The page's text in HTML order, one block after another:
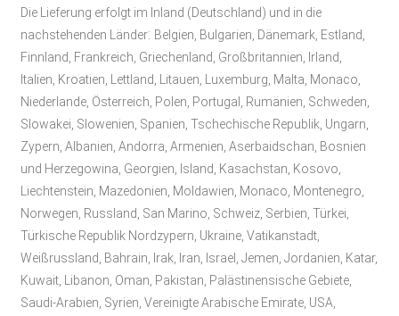
Mein Konto
Die Lieferung erfolgt im Inland (Deutschland) und in die
nachstehenden Länder: Belgien, Bulgarien, Dänemark, Estland,
Finnland, Frankreich, Griechenland, Großbritannien, Irland,
Italien, Kroatien, Lettland, Litauen, Luxemburg, Malta, Monaco,
Niederlande, Österreich, Polen, Portugal, Rumänien, Schweden,
Slowakei, Slowenien, Spanien, Tschechische Republik, Ungarn,
Zypern, Albanien, Andorra, Armenien, Aserbaidschan, Bosnien
und Herzegowina, Georgien, Island, Kasachstan, Kosovo,
Liechtenstein, Mazedonien, Moldawien, Monaco, Montenegro,
Norwegen, Russland, San Marino, Schweiz, Serbien, Türkei,
Türkische Republik Nordzypern, Ukraine, Vatikanstadt,
Weißrussland, Bahrain, Irak, Iran, Israel, Jemen, Jordanien, Katar,
Kuwait, Libanon, Oman, Pakistan, Palästinensische Gebiete,
Saudi-Arabien, Syrien, Vereinigte Arabische Emirate, USA,